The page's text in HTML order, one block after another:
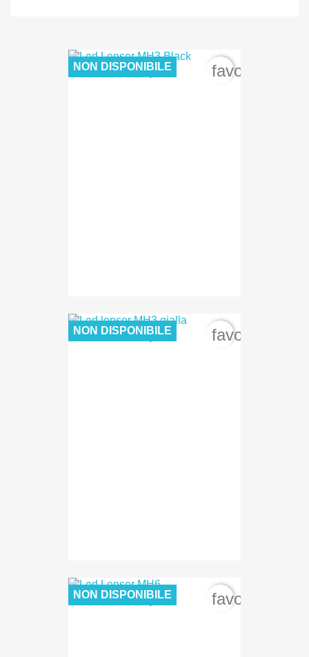
26,00 €
NON DISPONIBILE
26,00 €
NON DISPONIBILE
69,90 €
NON DISPONIBILE